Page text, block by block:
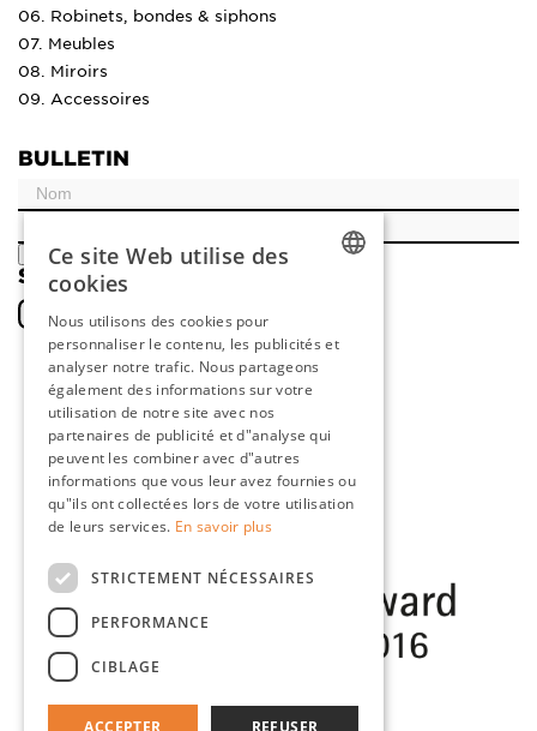
06. Robinets, bondes & siphons
07. Meubles
08. Miroirs
09. Accessoires
BULLETIN
ENREGISTRER
SOCIAL
ENGLISH
FRENCH
GERMAN
Ce site Web utilise des
cookies
Nous utilisons des cookies pour
personnaliser le contenu, les publicités et
analyser notre trafic. Nous partageons
également des informations sur votre
utilisation de notre site avec nos
partenaires de publicité et d"analyse qui
peuvent les combiner avec d"autres
informations que vous leur avez fournies ou
qu"ils ont collectées lors de votre utilisation
de leurs services. En savoir plus
STRICTEMENT NÉCESSAIRES
PERFORMANCE
CIBLAGE
ACCEPTER REFUSER